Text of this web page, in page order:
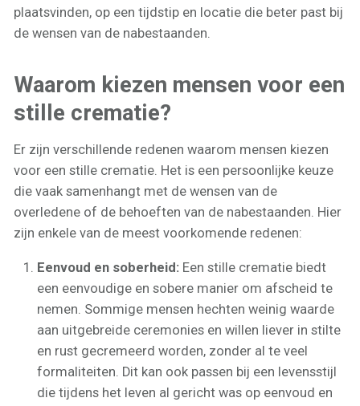
plaatsvinden, op een tijdstip en locatie die beter past bij
de wensen van de nabestaanden.
Waarom kiezen mensen voor een
stille crematie?
Er zijn verschillende redenen waarom mensen kiezen
voor een stille crematie. Het is een persoonlijke keuze
die vaak samenhangt met de wensen van de
overledene of de behoeften van de nabestaanden. Hier
zijn enkele van de meest voorkomende redenen:
Eenvoud en soberheid: Een stille crematie biedt
een eenvoudige en sobere manier om afscheid te
nemen. Sommige mensen hechten weinig waarde
aan uitgebreide ceremonies en willen liever in stilte
en rust gecremeerd worden, zonder al te veel
formaliteiten. Dit kan ook passen bij een levensstijl
die tijdens het leven al gericht was op eenvoud en